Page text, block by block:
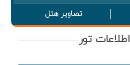
تصاویر هتل
اطلاعات تور